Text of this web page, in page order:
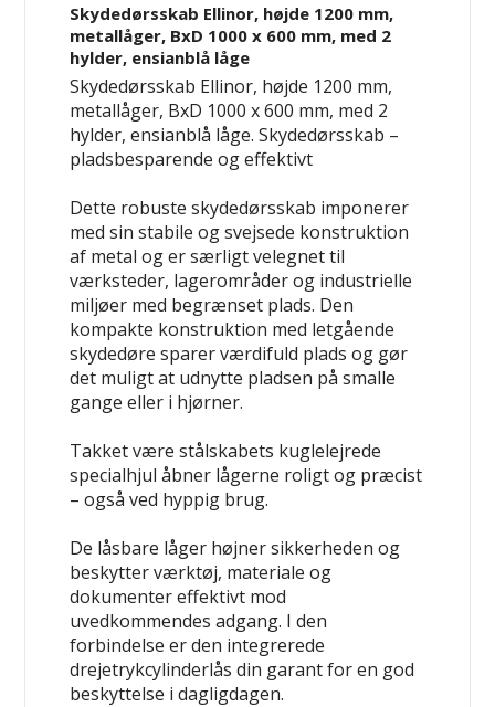
Skydedørsskab Ellinor, højde 1200 mm,
metallåger, BxD 1000 x 600 mm, med 2
hylder, ensianblå låge
Skydedørsskab Ellinor, højde 1200 mm,
metallåger, BxD 1000 x 600 mm, med 2
hylder, ensianblå låge.Skydedørsskab –
pladsbesparende og effektivt
Dette robuste skydedørsskab imponerer
med sin stabile og svejsede konstruktion
af metal og er særligt velegnet til
værksteder, lagerområder og industrielle
miljøer med begrænset plads. Den
kompakte konstruktion med letgående
skydedøre sparer værdifuld plads og gør
det muligt at udnytte pladsen på smalle
gange eller i hjørner.
Takket være stålskabets kuglelejrede
specialhjul åbner lågerne roligt og præcist
– også ved hyppig brug.
De låsbare låger højner sikkerheden og
beskytter værktøj, materiale og
dokumenter effektivt mod
uvedkommendes adgang. I den
forbindelse er den integrerede
drejetrykcylinderlås din garant for en god
beskyttelse i dagligdagen.